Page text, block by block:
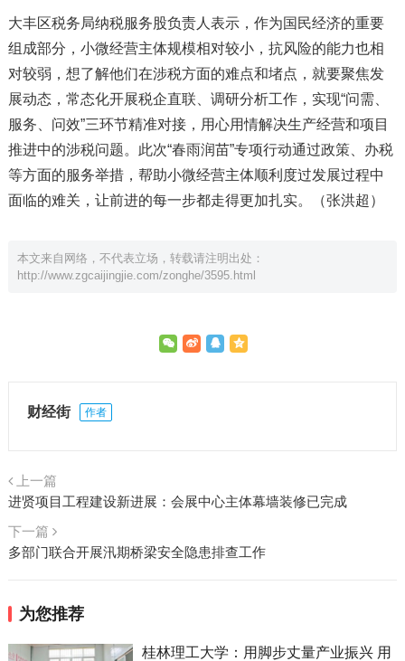
大丰区税务局纳税服务股负责人表示，作为国民经济的重要
组成部分，小微经营主体规模相对较小，抗风险的能力也相
对较弱，想了解他们在涉税方面的难点和堵点，就要聚焦发
展动态，常态化开展税企直联、调研分析工作，实现“问需、
服务、问效”三环节精准对接，用心用情解决生产经营和项目
推进中的涉税问题。此次“春雨润苗”专项行动通过政策、办税
等方面的服务举措，帮助小微经营主体顺利度过发展过程中
面临的难关，让前进的每一步都走得更加扎实。（张洪超）
本文来自网络，不代表立场，转载请注明出处：
http://www.zgcaijingjie.com/zonghe/3595.html
财经街 作者
上一篇
进贤项目工程建设新进展：会展中心主体幕墙装修已完成
下一篇
多部门联合开展汛期桥梁安全隐患排查工作
为您推荐
桂林理工大学：用脚步丈量产业振兴 用